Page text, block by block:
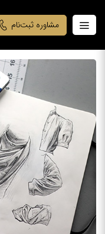
مشاوره ثبت‌نام